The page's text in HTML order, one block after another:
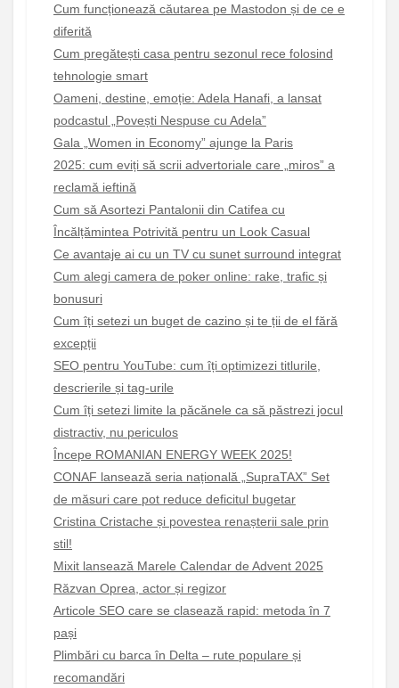
Cum funcționează căutarea pe Mastodon și de ce e
diferită
Cum pregătești casa pentru sezonul rece folosind
tehnologie smart
Oameni, destine, emoție: Adela Hanafi, a lansat
podcastul „Povești Nespuse cu Adela”
Gala „Women in Economy” ajunge la Paris
2025: cum eviți să scrii advertoriale care „miros” a
reclamă ieftină
Cum să Asortezi Pantalonii din Catifea cu
Încălțămintea Potrivită pentru un Look Casual
Ce avantaje ai cu un TV cu sunet surround integrat
Cum alegi camera de poker online: rake, trafic și
bonusuri
Cum îți setezi un buget de cazino și te ții de el fără
excepții
SEO pentru YouTube: cum îți optimizezi titlurile,
descrierile și tag-urile
Cum îți setezi limite la păcănele ca să păstrezi jocul
distractiv, nu periculos
Începe ROMANIAN ENERGY WEEK 2025!
CONAF lansează seria națională „SupraTAX” Set
de măsuri care pot reduce deficitul bugetar
Cristina Cristache și povestea renașterii sale prin
stil!
Mixit lansează Marele Calendar de Advent 2025
Răzvan Oprea, actor și regizor
Articole SEO care se clasează rapid: metoda în 7
pași
Plimbări cu barca în Delta – rute populare și
recomandări